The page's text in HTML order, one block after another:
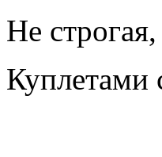
Не
Куплетами